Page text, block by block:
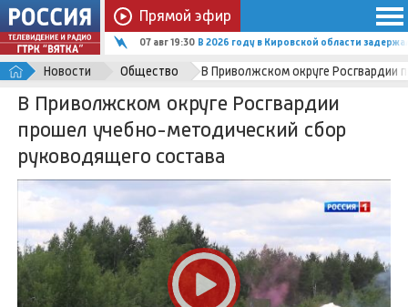
Прямой эфир
07 авг 19:30 В 2026 году в Кировской области
Новости Общество В Приволжском округе Росгвардии
В Приволжском округе Росгвардии
прошел учебно-методический сбор
руководящего состава